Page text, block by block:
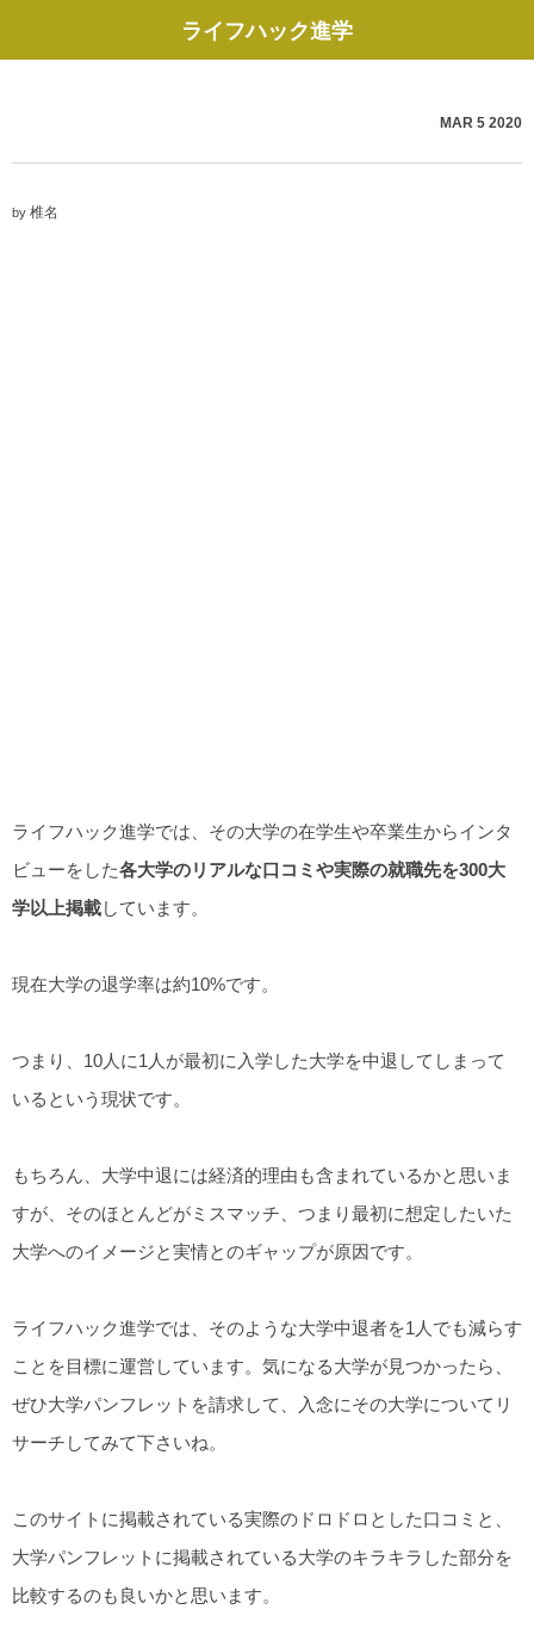
ライフハック進学
MAR 5 2020
by 椎名
ライフハック進学では、その大学の在学生や卒業生からインタ
ビューをした各大学のリアルな口コミや実際の就職先を300大
学以上掲載しています。
現在大学の退学率は約10%です。
つまり、10人に1人が最初に入学した大学を中退してしまって
いるという現状です。
もちろん、大学中退には経済的理由も含まれているかと思いま
すが、そのほとんどがミスマッチ、つまり最初に想定したいた
大学へのイメージと実情とのギャップが原因です。
ライフハック進学では、そのような大学中退者を1人でも減らす
ことを目標に運営しています。気になる大学が見つかったら、
ぜひ大学パンフレットを請求して、入念にその大学についてリ
サーチしてみて下さいね。
このサイトに掲載されている実際のドロドロとした口コミと、
大学パンフレットに掲載されている大学のキラキラした部分を
比較するのも良いかと思います。